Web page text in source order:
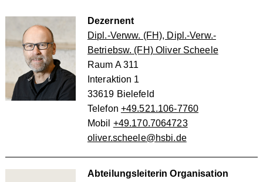
Dezernent
Dipl.-Verww. (FH), Dipl.-Verw.-
Betriebsw. (FH) Oliver Scheele
Raum A 311
Interaktion 1
33619 Bielefeld
Telefon +49.521.106-7760
Mobil +49.170.7064723
oliver.scheele@hsbi.de
Abteilungsleiterin Organisation